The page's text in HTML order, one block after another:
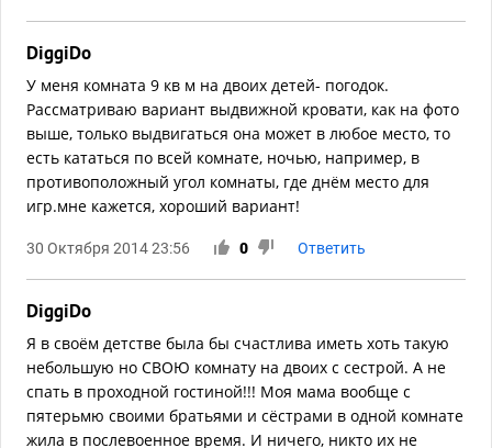
DiggiDo
У меня комната 9 кв м на двоих детей- погодок.
Рассматриваю вариант выдвижной кровати, как на фото
выше, только выдвигаться она может в любое место, то
есть кататься по всей комнате, ночью, например, в
противоположный угол комнаты, где днём место для
игр.мне кажется, хороший вариант!
30 Октября 2014 23:56 0 Ответить
DiggiDo
Я в своём детстве была бы счастлива иметь хоть такую
небольшую но СВОЮ комнату на двоих с сестрой. А не
спать в проходной гостиной!!! Моя мама вообще с
пятерьмю своими братьями и сёстрами в одной комнате
жила в послевоенное время. И ничего, никто их не